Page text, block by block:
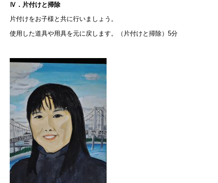
Ⅳ．片付けと掃除
片付けをお子様と共に行いましょう。
使用した道具や用具を元に戻します。（片付けと掃除）5分